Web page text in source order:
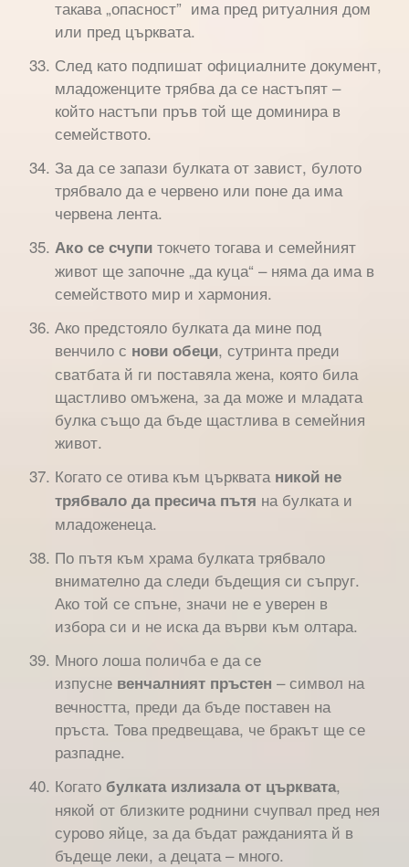
такава „опасност” има пред ритуалния дом
или пред църквата.
След като подпишат официалните документ,
младоженците трябва да се настъпят –
който настъпи пръв той ще доминира в
семейството.
За да се запази булката от завист, булото
трябвало да е червено или поне да има
червена лента.
Ако се счупи токчето тогава и семейният
живот ще започне „да куца“ – няма да има в
семейството мир и хармония.
Ако предстояло булката да мине под
венчило с нови обеци, сутринта преди
сватбата й ги поставяла жена, която била
щастливо омъжена, за да може и младата
булка също да бъде щастлива в семейния
живот.
Когато се отива към църквата никой не
трябвало да пресича пътя на булката и
младоженеца.
По пътя към храма булката трябвало
внимателно да следи бъдещия си съпруг.
Ако той се спъне, значи не е уверен в
избора си и не иска да върви към олтара.
Много лоша поличба е да се
изпусне венчалният пръстен – символ на
вечността, преди да бъде поставен на
пръста. Това предвещава, че бракът ще се
разпадне.
Когато булката излизала от църквата,
някой от близките роднини счупвал пред нея
сурово яйце, за да бъдат ражданията й в
бъдеще леки, а децата – много.